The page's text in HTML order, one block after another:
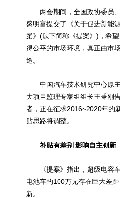
两会期间，全国政协委员、
盛明富提交了《关于促进新能
案》(以下简称《提案》)，希
得公平的市场环境，真正由市
途。
中国汽车技术研究中心原主
大项目监理专家组组长王秉刚
者，正在征求2016~2020年的
贴思路将调整。
补贴有差别 影响自主创新
《提案》指出，超级电容车
电池车的100万元存在巨大差
新。